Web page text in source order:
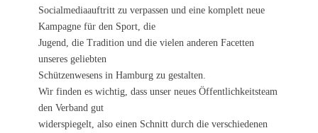
Socialmediaauftritt zu verpassen und eine komplett neue
Kampagne für den Sport, die
Jugend, die Tradition und die vielen anderen Facetten
unseres geliebten
Schützenwesens in Hamburg zu gestalten.
Wir finden es wichtig, dass unser neues Öffentlichkeitsteam
den Verband gut
widerspiegelt, also einen Schnitt durch die verschiedenen